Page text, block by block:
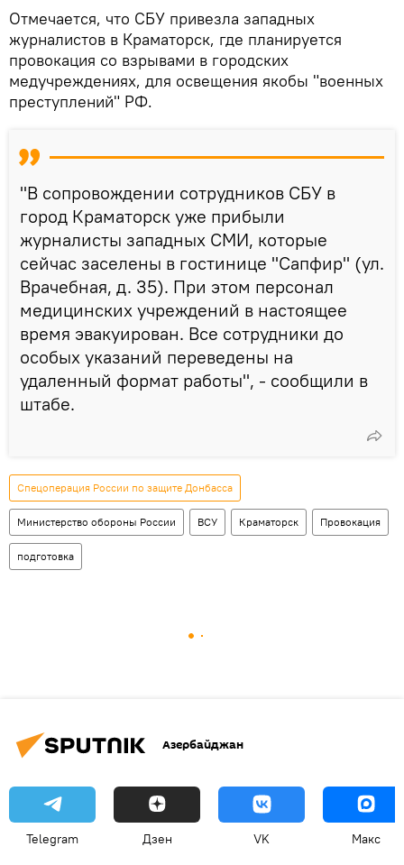
Отмечается, что СБУ привезла западных
журналистов в Краматорск, где планируется
провокация со взрывами в городских
медучреждениях, для освещения якобы "военных
преступлений" РФ.
"В сопровождении сотрудников СБУ в
город Краматорск уже прибыли
журналисты западных СМИ, которые
сейчас заселены в гостинице "Сапфир" (ул.
Врачебная, д. 35). При этом персонал
медицинских учреждений в настоящее
время эвакуирован. Все сотрудники до
особых указаний переведены на
удаленный формат работы", - сообщили в
штабе.
Спецоперация России по защите Донбасса
Министерство обороны России ВСУ Краматорск Провокация
подготовка
Азербайджан
Telegram Дзен VK Макс